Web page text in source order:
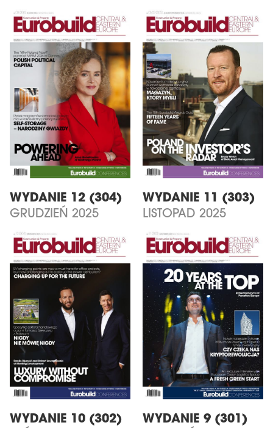
WYDANIE 12 (304)
GRUDZIEŃ 2025
WYDANIE 11 (303)
LISTOPAD 2025
WYDANIE 10 (302)
WYDANIE 9 (301)